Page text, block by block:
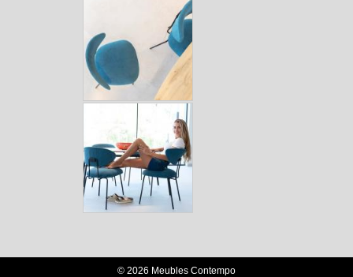
© 2026 Meubles Contempo